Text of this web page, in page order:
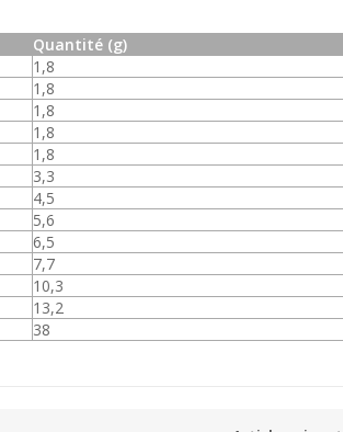
Quantité (g)
1,8
1,8
1,8
1,8
1,8
3,3
4,5
5,6
6,5
7,7
10,3
13,2
38